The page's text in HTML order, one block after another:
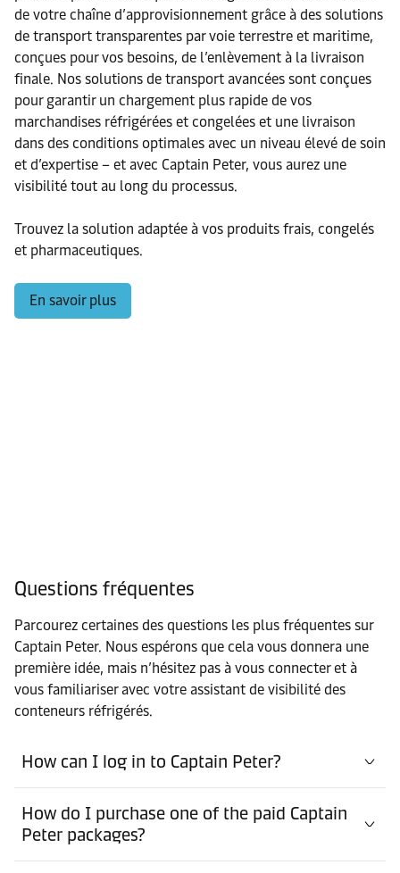
de votre chaîne d’approvisionnement grâce à des solutions
de transport transparentes par voie terrestre et maritime,
conçues pour vos besoins, de l’enlèvement à la livraison
finale. Nos solutions de transport avancées sont conçues
pour garantir un chargement plus rapide de vos
marchandises réfrigérées et congelées et une livraison
dans des conditions optimales avec un niveau élevé de soin
et d’expertise – et avec Captain Peter, vous aurez une
visibilité tout au long du processus.
Trouvez la solution adaptée à vos produits frais, congelés
et pharmaceutiques.
En savoir plus
Questions fréquentes
Parcourez certaines des questions les plus fréquentes sur
Captain Peter. Nous espérons que cela vous donnera une
première idée, mais n’hésitez pas à vous connecter et à
vous familiariser avec votre assistant de visibilité des
conteneurs réfrigérés.
How can I log in to Captain Peter?
How do I purchase one of the paid Captain
Peter packages?